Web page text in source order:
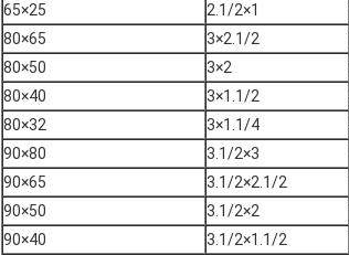
65×25
2.1/2×1
80×65
3×2.1/2
80×50
3×2
80×40
3×1.1/2
80×32
3×1.1/4
90×80
3.1/2×3
90×65
3.1/2×2.1/2
90×50
3.1/2×2
90×40
3.1/2×1.1/2